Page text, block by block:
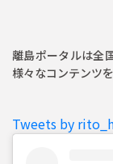
離島ポータルは全
様々なコンテンツ
Tweets by